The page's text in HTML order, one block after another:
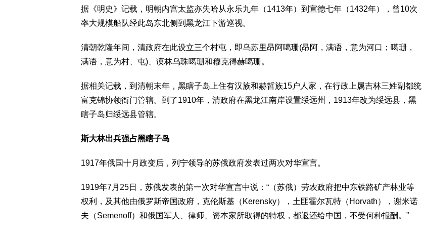
据《明史》记载，明朝内宫太监亦失哈从永乐九年（1413年）到宣德七年（1432年），曾10次
率大规模船队经此岛东北侧到黑龙江下游巡视。
清朝乾隆年间，清政府在此设立三个村屯，即乌苏里昂阿噶珊(昂阿，满语，意为河口；噶珊，
满语，意为村、屯)、谟林乌珠噶珊和穆克得赫噶珊。
据相关记载，到清朝末年，黑瞎子岛上住有汉族和赫哲族15户人家，在行政上属吉林三姓副都统
富克锦协领衙门管辖。到了1910年，清政府在黑龙江南岸设置绥远州，1913年改为绥远县，黑
瞎子岛归绥远县管辖。
斯大林出兵强占黑瞎子岛
1917年俄国十月政变后，列宁领导的苏俄政府发表过两次对华宣言。
1919年7月25日，苏俄发表的第一次对华宣言中说：“（苏俄）劳农政府把中东铁路矿产林业等
权利，及其他由俄罗斯帝国政府，克伦斯基（Kerensky），土匪霍尔瓦特（Horvath），谢米诺
夫（Semenoff）和俄国军人、律师、资本家所取得的特权，都返还给中国，不受何种报酬。”